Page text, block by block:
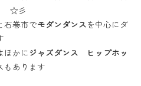
彡
石巻市でモダンダンスを中心にダ
ほかにジャズダンス ヒップホッ
もあります